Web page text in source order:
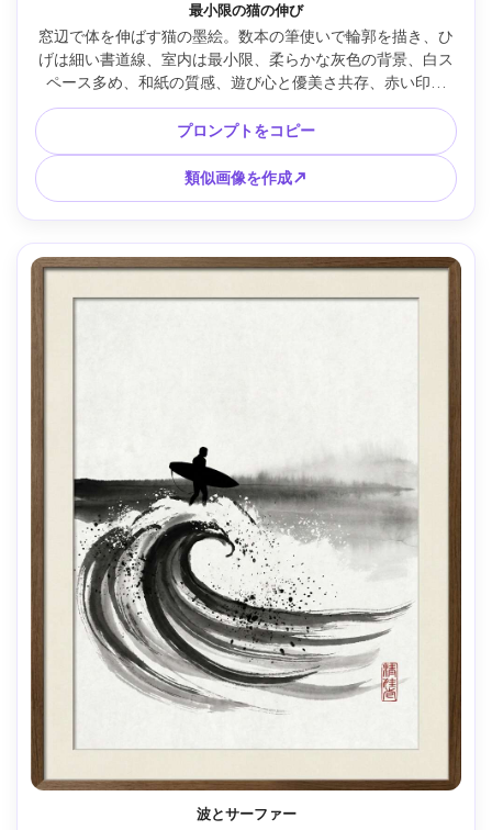
最小限の猫の伸び
窓辺で体を伸ばす猫の墨絵。数本の筆使いで輪郭を描き、ひ
げは細い書道線、室内は最小限、柔らかな灰色の背景、白ス
ペース多め、和紙の質感、遊び心と優美さ共存、赤い印、
85mmレンズ、浅い被写界深度、柔らかなシネマ調 --ar 4:5
プロンプトをコピー
類似画像を作成↗
波とサーファー